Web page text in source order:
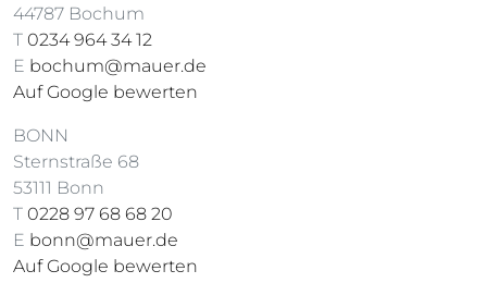
44787 Bochum
T 0234 964 34 12
E bochum@mauer.de
Auf Google bewerten
BONN
Sternstraße 68
53111 Bonn
T 0228 97 68 68 20
E bonn@mauer.de
Auf Google bewerten